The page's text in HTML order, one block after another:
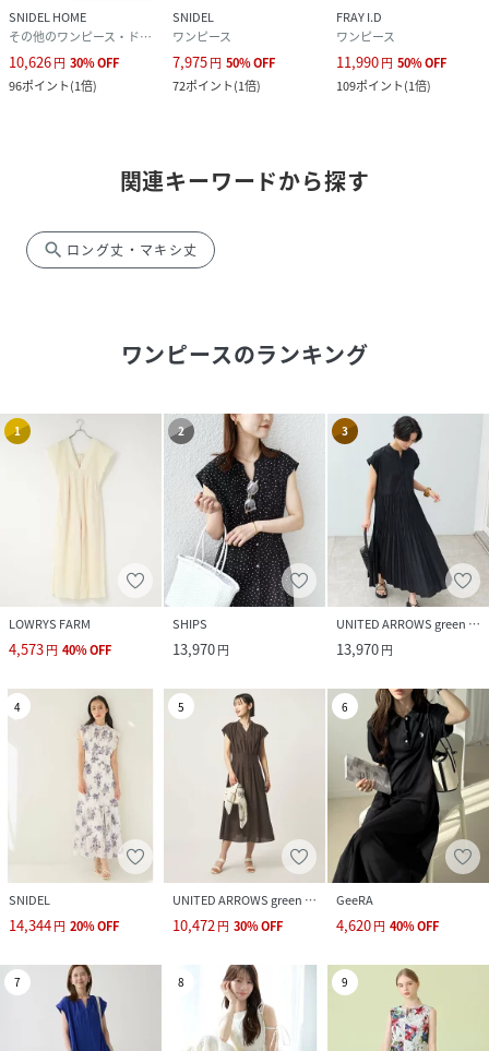
SNIDEL HOME
その他のワンピース・ドレス
10,626円 30%OFF
96ポイント(1倍)
SNIDEL
ワンピース
7,975円 50%OFF
72ポイント(1倍)
FRAY I.D
ワンピース
11,990円 50%OFF
109ポイント(1倍)
関連キーワードから探す
search ロング丈・マキシ丈
ワンピースのランキング
1
LOWRYS FARM
4,573円 40%OFF
2
SHIPS
13,970円
3
UNITED ARROWS green label relaxing
13,970円
4
SNIDEL
14,344円 20%OFF
5
UNITED ARROWS green label relaxing
10,472円 30%OFF
6
GeeRA
4,620円 40%OFF
7 8 9